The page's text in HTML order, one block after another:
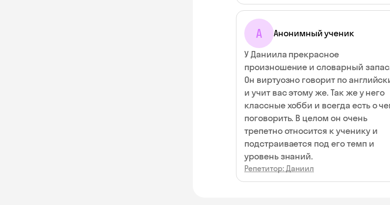
А
Анонимный ученик
У Даниила прекрасное
произношение и словарный
Он виртуозно говорит по
и учит вас этому же. Так же у него
классные хобби и всегда есть о
поговорить. В целом он очень
трепетно относится к ученику и
подстраивается под его темп и
уровень знаний.
Репетитор: Даниил